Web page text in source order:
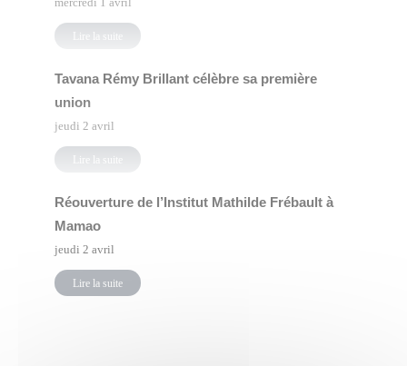
Lire la suite
Tavana Rémy Brillant célèbre sa première
union
jeudi 2 avril
Lire la suite
Réouverture de l’Institut Mathilde Frébault à
Mamao
jeudi 2 avril
Lire la suite